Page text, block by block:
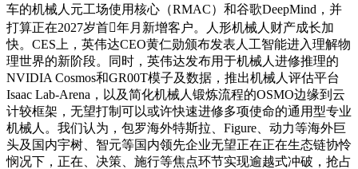
车的机械人元工场使用核心（RMAC）和谷歌DeepMind，并
打算正在2027岁首年月新增客户。人形机械人财产成长加
快。CES上，英伟达CEO黄仁勋颁布发表人工智能进入理解物
理世界的新阶段。同时，英伟达发布用于机械人进修推理的
NVIDIA Cosmos和GR00T模子及数据，推出机械人评估平台
Isaac Lab-Arena，以及简化机械人锻炼流程的OSMO边缘到云
计较框架，无望打制可以或许快速进修多项使命的通用型专业
机械人。我们认为，包罗海外特斯拉、Figure、动力等海外巨
头及国内宇树、智元等国内领先企业无望正在正在生态链协怜
悯况下，正在、决策、施行等焦点环节实现逾越式冲破，抢占